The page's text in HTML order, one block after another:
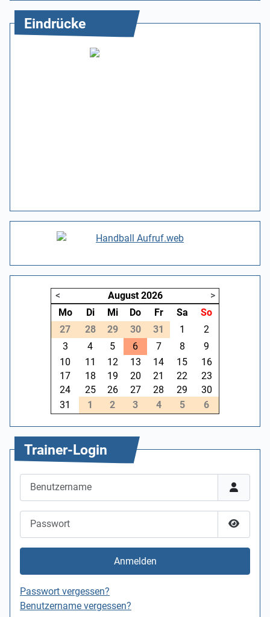
Eindrücke
< August 2026
>
Mo
Di Mi Do Fr Sa
So
27
28 29 30 31 1
2
3
4 5 6 7 8
9
10
11 12 13 14 15
16
17
18 19 20 21 22
23
24
25 26 27 28 29
30
31
1 2 3 4 5 6
Trainer-Login
Passwort
Anmelden
Passwort vergessen?
Benutzername vergessen?